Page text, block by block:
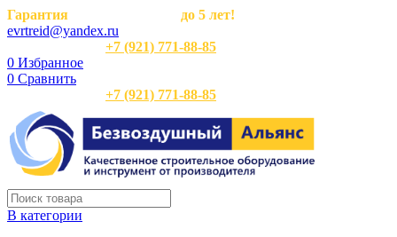
Гарантия
до 5 лет!
evrtreid@yandex.ru
+7 (921) 771-88-85
0 Избранное
0 Сравнить
+7 (921) 771-88-85
В категории